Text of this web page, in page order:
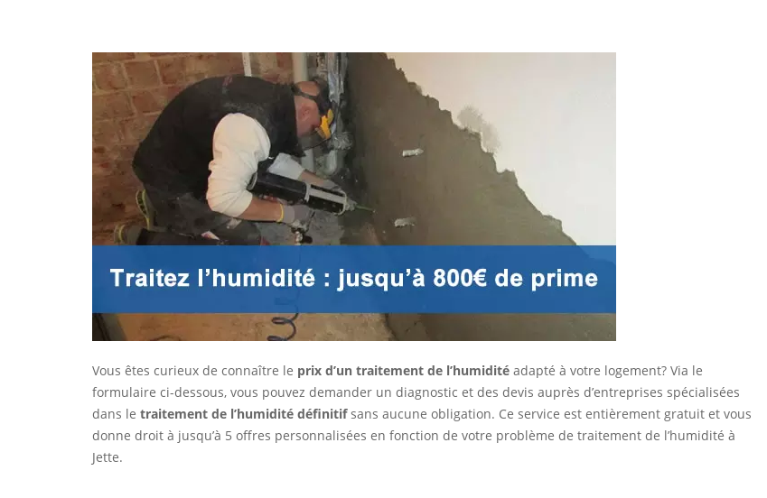
Vous êtes curieux de connaître le prix d’un traitement de l’humidité adapté à votre logement? Via le
formulaire ci-dessous, vous pouvez demander un diagnostic et des devis auprès d’entreprises spécialisées
dans le traitement de l’humidité définitifsans aucune obligation. Ce service est entièrement gratuit et vous
donne droit à jusqu’à 5 offres personnalisées en fonction de votre problème de traitement de l’humidité à
Jette.